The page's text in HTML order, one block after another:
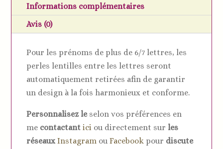
tout
silicone
-
bébé
Informations complémentaires
Avis (0)
Pour les prénoms de plus de 6/7 lettres, les
perles lentilles entre les lettres seront
automatiquement retirées afin de garantir
un design à la fois harmonieux et conforme.
Personnalisez leselon vos préférences en
me contactant ici ou directement sur les
réseaux Instagram ouFacebook pour discute